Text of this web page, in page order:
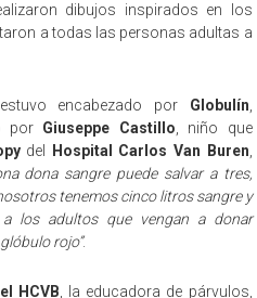
dibujos inspirados en los
a todas las personas adultas a
encabezado por Globulín,
por Giuseppe Castillo, niño que
del Hospital Carlos Van Buren,
dona sangre puede salvar a tres,
tenemos cinco litros sangre y
los adultos que vengan a donar
rojo”.
HCVB, la educadora de párvulos,